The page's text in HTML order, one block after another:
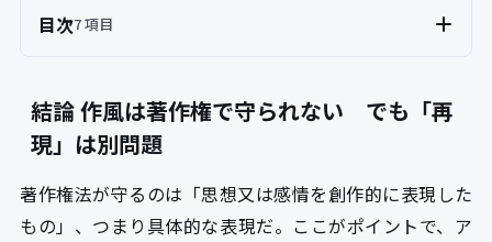
目次7 項目
結論 作風は著作権で守られない でも「再
現」は別問題
著作権法が守るのは「思想又は感情を創作的に表現した
もの」、つまり具体的な表現だ。ここがポイントで、ア